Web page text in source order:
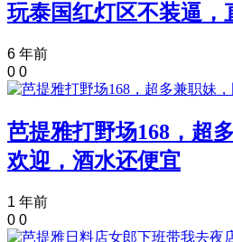
玩泰国红灯区不装逼，
6 年前
0 0
芭提雅打野场168，超
欢迎，酒水还便宜
1 年前
0 0